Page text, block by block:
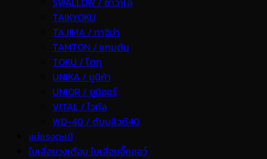
TAIKYOKU
TAJIMA / ทาจิม่า
TAMTON / แทมตัน
TOKU / โตกุ
UNIKA / ยูนิก้า
UNIOR / ยูนิออร์
VITAL / ไวทัล
WD-40 / ดับบลิวดี40
แม่แรงตะเข้
ใบเลื่อยวงเดือน ใบเลื่อยจิ๊กซอว์